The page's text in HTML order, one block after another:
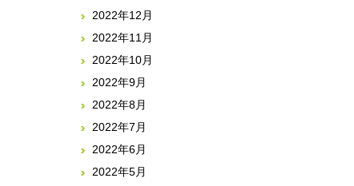
2022年12月
2022年11月
2022年10月
2022年9月
2022年8月
2022年7月
2022年6月
2022年5月